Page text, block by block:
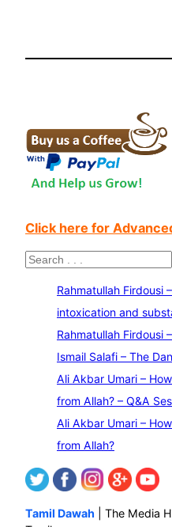
Click here for
S
Rahmatullah Firdousi
intoxication and
Rahmatullah Firdousi
Ismail Salafi – The
Ali Akbar Umari –
from Allah? – Q&A
Ali Akbar Umari –
from Allah?
Tamil Dawah | The Media